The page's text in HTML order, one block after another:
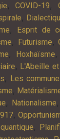
,COVID-19,
,
, Esprit de
, Futurisme,
, Hoxhaïsme,
, L'Abeille
, Les
,
, Nationalisme,
,
,